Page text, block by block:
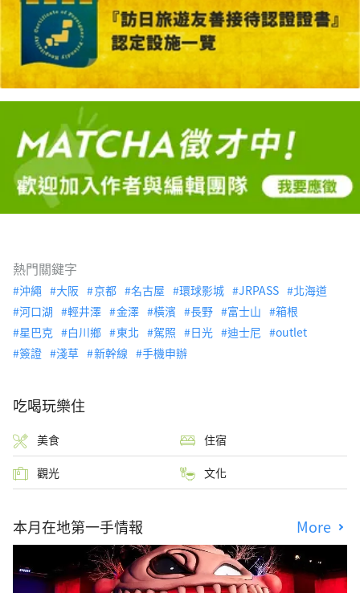
熱門關鍵字
沖繩 大阪 京都 名古屋 環球影城 JRPASS
北海道
河口湖
輕井澤 金澤 橫濱 長野 富士山
箱根
星巴克
白川鄉 東北 駕照 日光 迪士尼
outlet
簽證
淺草 新幹線 手機申辦
吃喝玩樂住
美食 住宿
觀光 文化
本月在地第一手情報 More